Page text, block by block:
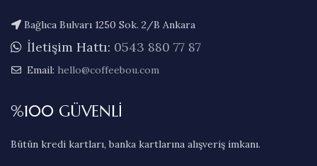
Bağlıca Bulvarı 1250 Sok. 2/B Ankara
İletişim Hattı: 0543 880 77 87
Email: hello@coffeebou.com
%100 GÜVENLİ
Bütün kredi kartları, banka kartlarına alışveriş imkanı.